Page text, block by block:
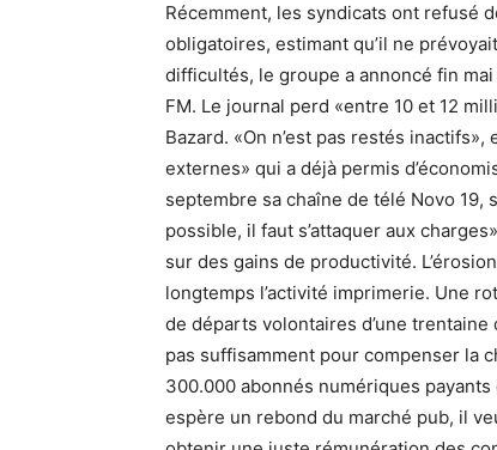
Récemment, les syndicats ont refusé
obligatoires, estimant qu’il ne
difficultés, le groupe a annoncé fin
FM. Le journal perd «entre 10 et 12
Bazard. «On n’est pas restés
externes» qui a déjà permis
septembre sa chaîne de télé Novo 19,
possible, il faut s’attaquer aux
sur des gains de productivité.
longtemps l’activité imprimerie. Une
de départs volontaires d’une
pas suffisamment pour compenser la
300.000 abonnés numériques
espère un rebond du marché pub, il